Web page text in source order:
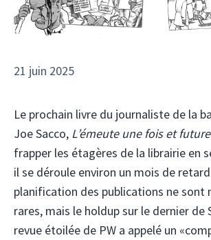
21 juin 2025
Le prochain livre du journaliste de la
Joe Sacco, L’émeute une fois et future
frapper les étagères de la librairie en
il se déroule environ un mois de
planification des publications ne sont
rares, mais le holdup sur le dernier de
revue étoilée de PW a appelé un